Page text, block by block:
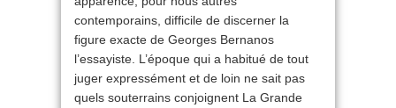
contemporains, difficile de discerner la
figure exacte de Georges Bernanos
l’essayiste. L’époque qui a habitué de tout
juger expressément et de loin ne sait pas
quels souterrains conjoignent La Grande